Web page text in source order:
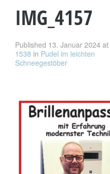
IMG_4157
Published 13. Januar 2024 at
1538 in Pudel im leichten
Schneegestöber